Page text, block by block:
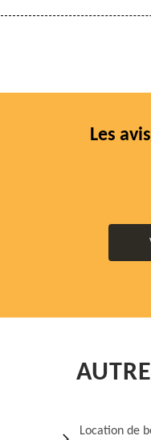
Les
Location de